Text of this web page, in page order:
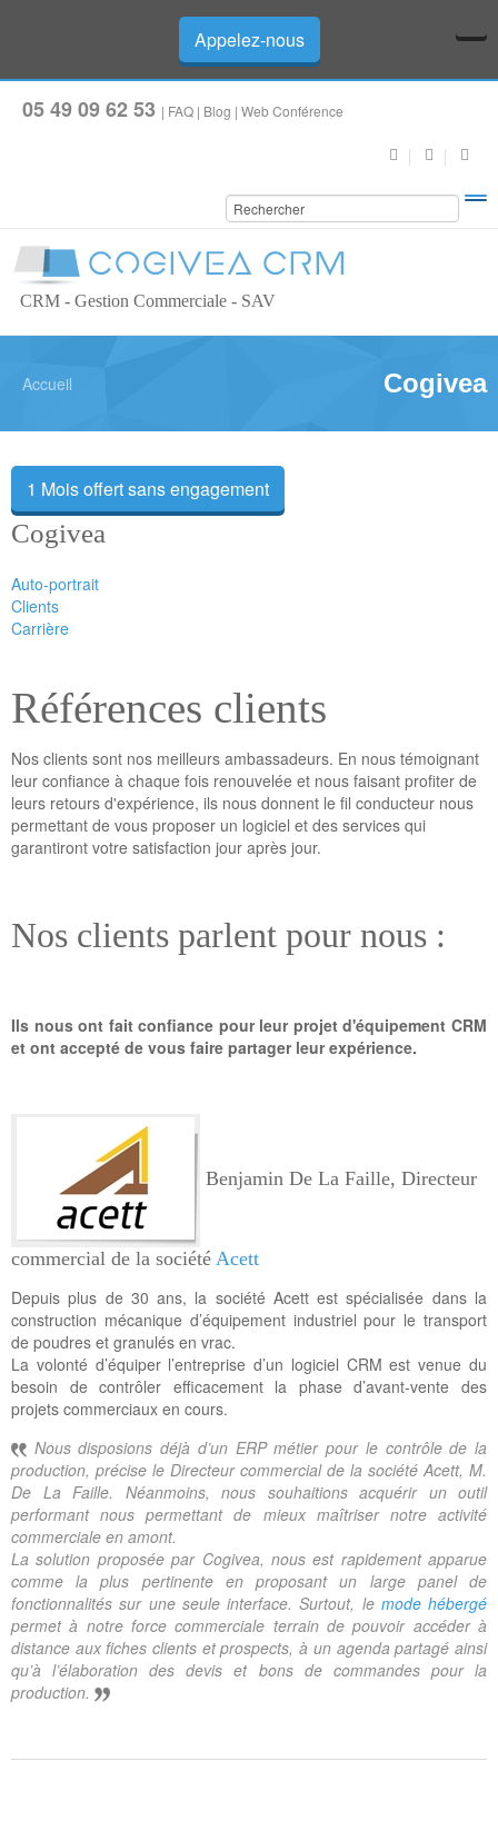
Appelez-nous
05 49 09 62 53 | FAQ | Blog | Web Conférence
CRM - Gestion Commerciale - SAV
Accueil Cogivea
1 Mois offert sans engagement
Cogivea
Auto-portrait
Clients
Carrière
Références clients
Nos clients sont nos meilleurs ambassadeurs. En nous témoignant
leur confiance à chaque fois renouvelée et nous faisant profiter de
leurs retours d'expérience, ils nous donnent le fil conducteur nous
permettant de vous proposer un logiciel et des services qui
garantiront votre satisfaction jour après jour.
Nos clients parlent pour nous :
Ils nous ont fait confiance pour leur projet d'équipement CRM
et ont accepté de vous faire partager leur expérience.
Benjamin De La Faille, Directeur
commercial de la société Acett
Depuis plus de 30 ans, la société Acett est spécialisée dans la
construction mécanique d’équipement industriel pour le transport
de poudres et granulés en vrac.
La volonté d’équiper l’entreprise d’un logiciel CRM est venue du
besoin de contrôler efficacement la phase d’avant-vente des
projets commerciaux en cours.
Nous disposions déjà d’un ERP métier pour le contrôle de la
production, précise le Directeur commercial de la société Acett, M.
De La Faille. Néanmoins, nous souhaitions acquérir un outil
performant nous permettant de mieux maîtriser notre activité
commerciale en amont.
La solution proposée par Cogivea, nous est rapidement apparue
comme la plus pertinente en proposant un large panel de
fonctionnalités sur une seule interface. Surtout, le mode hébergé
permet à notre force commerciale terrain de pouvoir accéder à
distance aux fiches clients et prospects, à un agenda partagé ainsi
qu’à l’élaboration des devis et bons de commandes pour la
production.